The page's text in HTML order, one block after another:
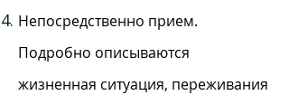
Непосредственно прием.
Подробно описываются
жизненная ситуация, переживания